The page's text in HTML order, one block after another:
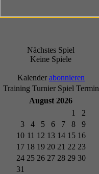
Nächstes Spiel
Keine Spiele
Kalender abonnieren
Training Turnier Spiel Termin
August 2026
1
2
3
4 5 6 7 8
9
10 11 12 13 14 15 16
17 18 19 20 21 22 23
24 25 26 27 28 29 30
31